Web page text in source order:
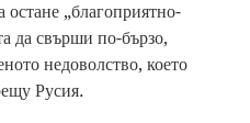
„благоприятно-
да свърши по-бързо,
недоволство, което
Русия.